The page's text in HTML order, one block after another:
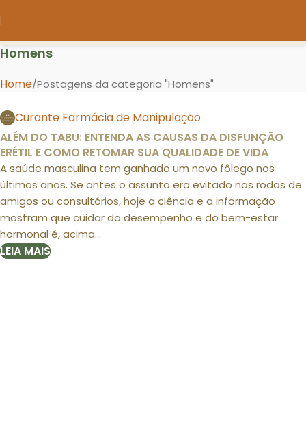
Homens
Home Postagens da categoria "Homens"
Curante Farmácia de Manipulação
ALÉM DO TABU: ENTENDA AS CAUSAS DA DISFUNÇÃO
ERÉTIL E COMO RETOMAR SUA QUALIDADE DE VIDA
A saúde masculina tem ganhado um novo fôlego nos
últimos anos. Se antes o assunto era evitado nas rodas de
amigos ou consultórios, hoje a ciência e a informação
mostram que cuidar do desempenho e do bem-estar
hormonal é, acima...
LEIA MAIS